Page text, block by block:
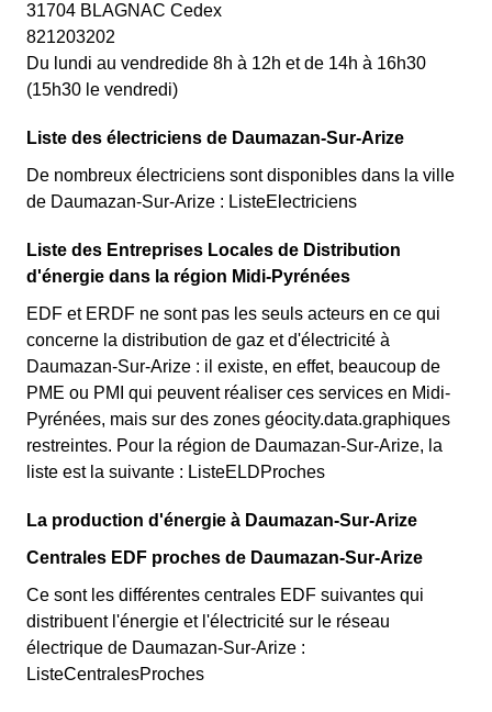
31704 BLAGNAC Cedex
821203202
Du lundi au vendredide 8h à 12h et de 14h à 16h30
(15h30 le vendredi)
Liste des électriciens de Daumazan-Sur-Arize
De nombreux électriciens sont disponibles dans la ville
de Daumazan-Sur-Arize : ListeElectriciens
Liste des Entreprises Locales de Distribution
d'énergie dans la région Midi-Pyrénées
EDF et ERDF ne sont pas les seuls acteurs en ce qui
concerne la distribution de gaz et d'électricité à
Daumazan-Sur-Arize : il existe, en effet, beaucoup de
PME ou PMI qui peuvent réaliser ces services en Midi-
Pyrénées, mais sur des zones géocity.data.graphiques
restreintes. Pour la région de Daumazan-Sur-Arize, la
liste est la suivante : ListeELDProches
La production d'énergie à Daumazan-Sur-Arize
Centrales EDF proches de Daumazan-Sur-Arize
Ce sont les différentes centrales EDF suivantes qui
distribuent l'énergie et l'électricité sur le réseau
électrique de Daumazan-Sur-Arize :
ListeCentralesProches